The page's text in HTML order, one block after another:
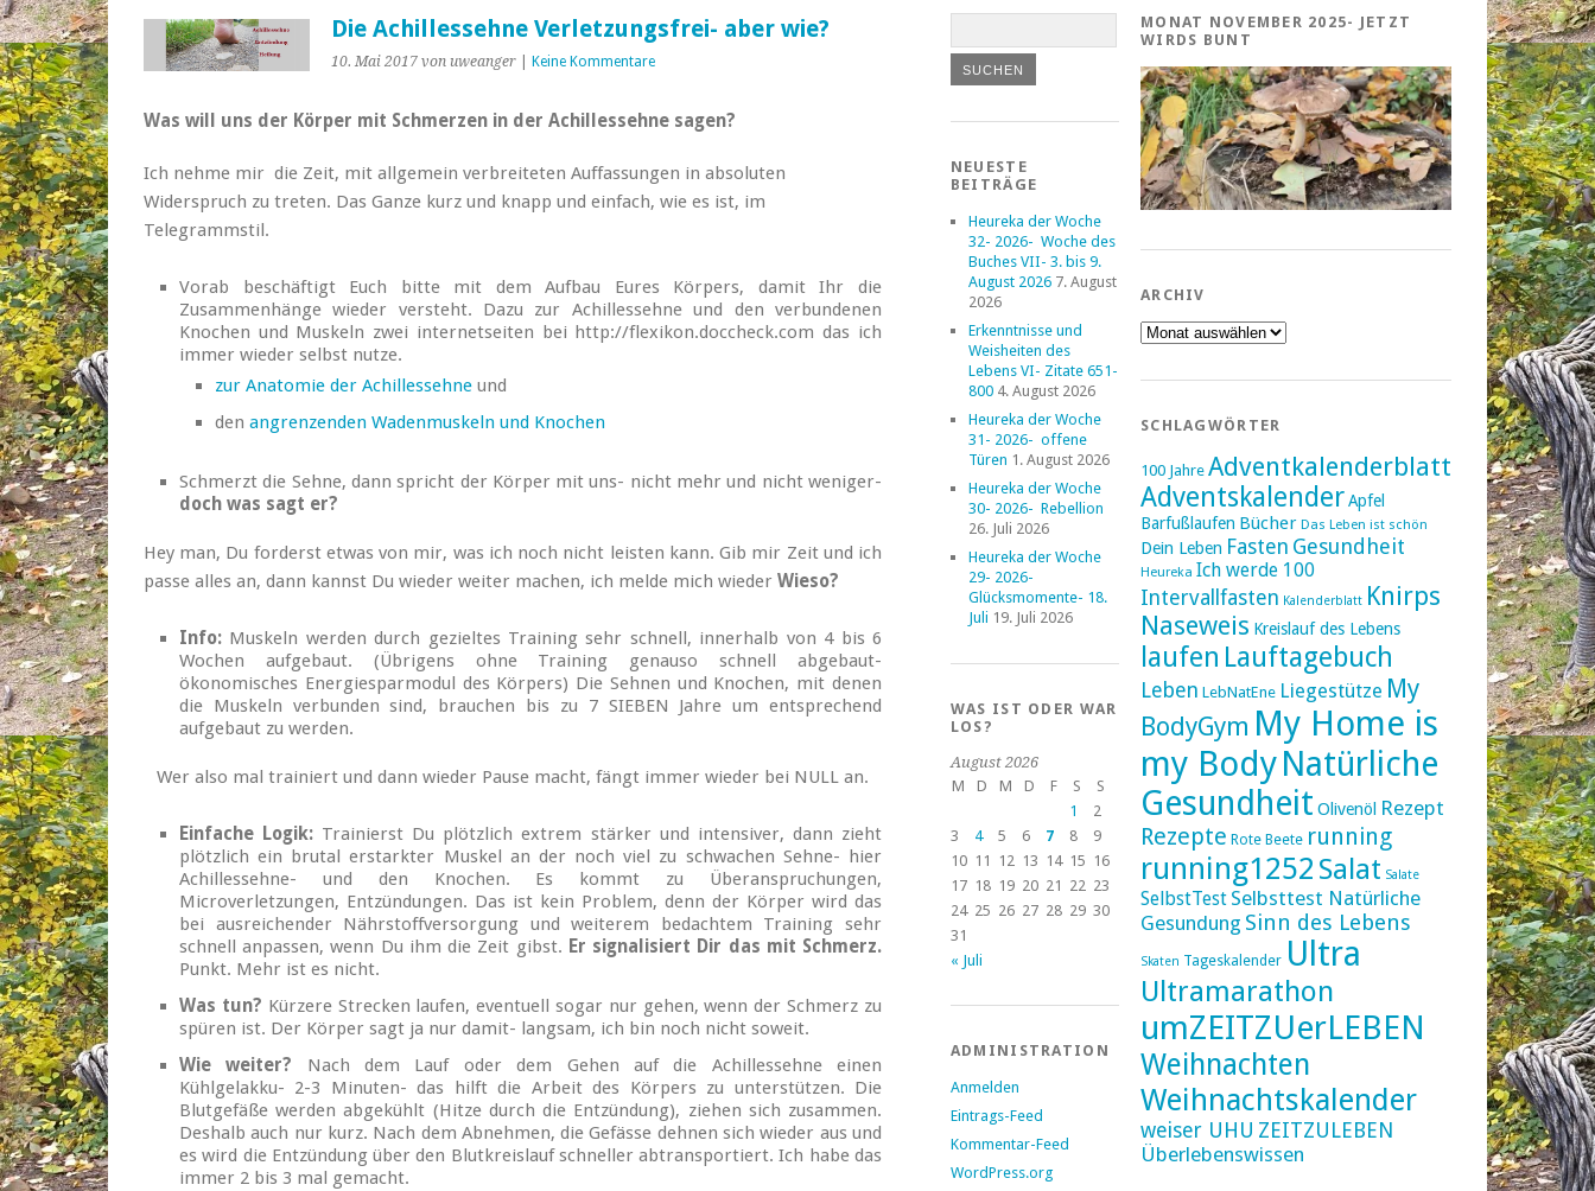
Die Achillessehne Verletzungsfrei- aber wie?
10. Mai 2017 von uweanger| Keine Kommentare
Was will uns der Körper mit Schmerzen in der Achillessehne sagen?
Ich nehme mir die Zeit, mit allgemein verbreiteten Auffassungen in absoluten
Widerspruch zu treten. Das Ganze kurz und knapp und einfach, wie es ist, im
Telegrammstil.
Vorab beschäftigt Euch bitte mit dem Aufbau Eures Körpers, damit Ihr die
Zusammenhänge wieder versteht. Dazu zur Achillessehne und den verbundenen
Knochen und Muskeln zwei internetseiten bei http://flexikon.doccheck.com das ich
immer wieder selbst nutze.
zur Anatomie der Achillessehne und
den angrenzenden Wadenmuskeln und Knochen
Schmerzt die Sehne, dann spricht der Körper mit uns- nicht mehr und nicht weniger-
doch was sagt er?
Hey man, Du forderst etwas von mir, was ich noch nicht leisten kann. Gib mir Zeit und ich
passe alles an, dann kannst Du wieder weiter machen, ich melde mich wieder Wieso?
Info: Muskeln werden durch gezieltes Training sehr schnell, innerhalb von 4 bis 6
Wochen aufgebaut. (Übrigens ohne Training genauso schnell abgebaut-
ökonomisches Energiesparmodul des Körpers) Die Sehnen und Knochen, mit denen
die Muskeln verbunden sind, brauchen bis zu 7 SIEBEN Jahre um entsprechend
aufgebaut zu werden.
Wer also mal trainiert und dann wieder Pause macht, fängt immer wieder bei NULL an.
Einfache Logik: Trainierst Du plötzlich extrem stärker und intensiver, dann zieht
plötzlich ein brutal erstarkter Muskel an der noch viel zu schwachen Sehne- hier
Achillessehne- und den Knochen. Es kommt zu Überanspruchungen,
Microverletzungen, Entzündungen. Das ist kein Problem, denn der Körper wird das
bei ausreichender Nährstoffversorgung und weiterem bedachtem Training sehr
schnell anpassen, wenn Du ihm die Zeit gibst. Er signalisiert Dir das mit Schmerz.
Punkt. Mehr ist es nicht.
Was tun? Kürzere Strecken laufen, eventuell sogar nur gehen, wenn der Schmerz zu
spüren ist. Der Körper sagt ja nur damit- langsam, ich bin noch nicht soweit.
Wie weiter? Nach dem Lauf oder dem Gehen auf die Achillessehne einen
Kühlgelakku- 2-3 Minuten- das hilft die Arbeit des Körpers zu unterstützen. Die
Blutgefäße werden abgekühlt (Hitze durch die Entzündung), ziehen sich zusammen.
Deshalb auch nur kurz. Nach dem Abnehmen, die Gefässe dehnen sich wieder aus und
es wird die Entzündung über den Blutkreislauf schneller abtransportiert. Ich habe das
immer 2 bis 3 mal gemacht.
NEUESTE
BEITRÄGE
Heureka der Woche
32- 2026- Woche des
Buches VII- 3. bis 9.
August 2026 7. August
2026
Erkenntnisse und
Weisheiten des
Lebens VI- Zitate 651-
800 4. August 2026
Heureka der Woche
31- 2026- offene
Türen 1. August 2026
Heureka der Woche
30- 2026- Rebellion
26. Juli 2026
Heureka der Woche
29- 2026-
Glücksmomente- 18.
Juli 19. Juli 2026
WAS IST ODER WAR
LOS?
August 2026
M
D M D F S
S
1
2
3
4 5 6 7 8
9
10 11 12 13 14 15 16
17 18 19 20 21 22 23
24 25 26 27 28 29 30
31
« Juli
ADMINISTRATION
Anmelden
Eintrags-Feed
Kommentar-Feed
WordPress.org
MONAT NOVEMBER 2025- JETZT
WIRDS BUNT
ARCHIV
Archiv
SCHLAGWÖRTER
100 Jahre Adventkalenderblatt
AdventskalenderApfel
Barfußlaufen Bücher Das Leben ist schön
Dein Leben Fasten Gesundheit
Heureka Ich werde 100
Intervallfasten Kalenderblatt Knirps
Naseweis Kreislauf des Lebens
laufen Lauftagebuch
Leben LebNatEne Liegestütze My
BodyGym My Home is
my Body Natürliche
Gesundheit Olivenöl Rezept
Rezepte Rote Beete running
running1252 Salat Salate
SelbstTest Selbsttest Natürliche
Gesundung Sinn des Lebens
Skaten Tageskalender Ultra
Ultramarathon
umZEITZUerLEBEN
Weihnachten
Weihnachtskalender
weiser UHU ZEITZULEBEN
Überlebenswissen